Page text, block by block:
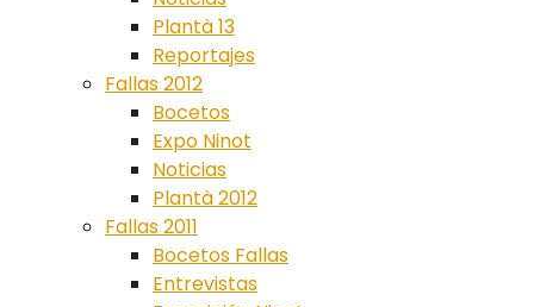
Plantà 13
Reportajes
Fallas 2012
Bocetos
Expo Ninot
Noticias
Plantà 2012
Fallas 2011
Bocetos Fallas
Entrevistas